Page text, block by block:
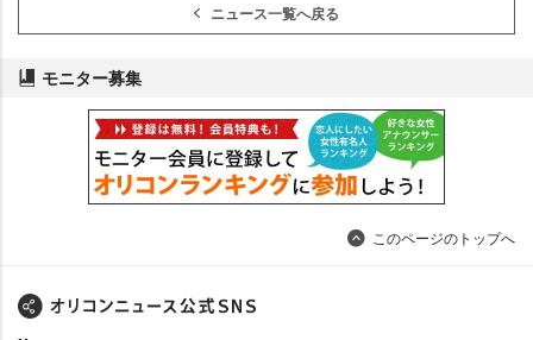
ニュース一覧へ戻る
モニター募集
このページのトップへ